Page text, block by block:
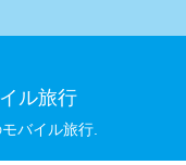
ル旅行
バイル旅行.